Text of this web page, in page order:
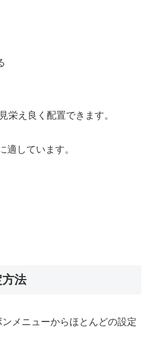
栄え良く配置できます。
適しています。
法
メニューからほとんどの設定